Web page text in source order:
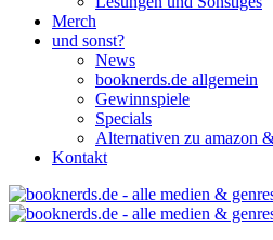
Merch
und sonst?
News
booknerds.de allgemein
Gewinnspiele
Specials
Alternativen zu amazon
Kontakt